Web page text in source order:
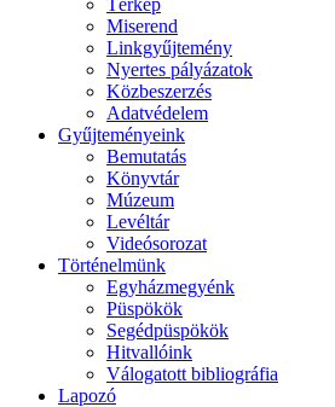
Térkép
Miserend
Linkgyűjtemény
Nyertes pályázatok
Közbeszerzés
Adatvédelem
Gyűjteményeink
Bemutatás
Könyvtár
Múzeum
Levéltár
Videósorozat
Történelmünk
Egyházmegyénk
Püspökök
Segédpüspökök
Hitvallóink
Válogatott bibliográfia
Lapozó